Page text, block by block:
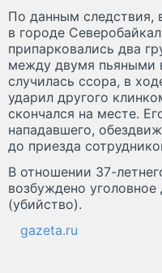
По данным следствия,
в городе
припарковались два
между двумя пьяными
случилась ссора, в
ударил другого
скончался на месте.
нападавшего,
до приезда
В отношении 37-
возбуждено
(убийство).
gazeta.ru